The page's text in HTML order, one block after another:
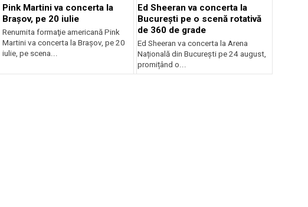
Pink Martini va concerta la
Braşov, pe 20 iulie
Renumita formaţie americană Pink
Martini va concerta la Braşov, pe 20
iulie, pe scena...
Ed Sheeran va concerta la
București pe o scenă rotativă
de 360 de grade
Ed Sheeran va concerta la Arena
Națională din București pe 24 august,
promițând o...